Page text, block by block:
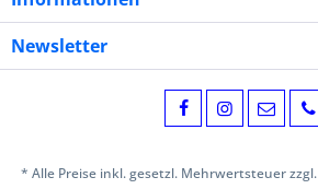
Newsletter
* Alle Preise inkl. gesetzl. Mehrwertsteuer zzgl.